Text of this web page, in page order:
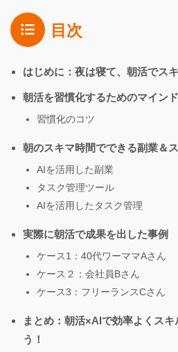
目次
はじめに：夜は寝て、朝活でス
朝活を習慣化するためのマイン
習慣化のコツ
朝のスキマ時間でできる副業＆
AIを活用した副業
タスク管理ツール
AIを活用したタスク管理
実際に朝活で成果を出した事例
ケース1：40代ワーママAさん
ケース２：会社員Bさん
ケース3：フリーランスCさん
まとめ：朝活×AIで効率よくス
う！